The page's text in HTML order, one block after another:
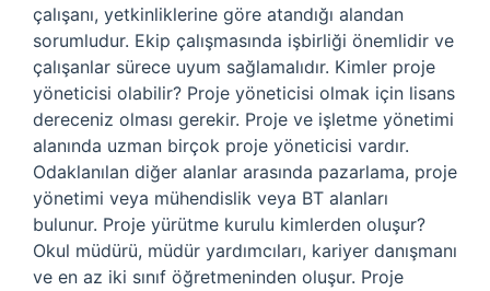
çalışanı, yetkinliklerine göre atandığı alandan
sorumludur. Ekip çalışmasında işbirliği önemlidir ve
çalışanlar sürece uyum sağlamalıdır. Kimler proje
yöneticisi olabilir? Proje yöneticisi olmak için lisans
dereceniz olması gerekir. Proje ve işletme yönetimi
alanında uzman birçok proje yöneticisi vardır.
Odaklanılan diğer alanlar arasında pazarlama, proje
yönetimi veya mühendislik veya BT alanları
bulunur. Proje yürütme kurulu kimlerden oluşur?
Okul müdürü, müdür yardımcıları, kariyer danışmanı
ve en az iki sınıf öğretmeninden oluşur. Proje